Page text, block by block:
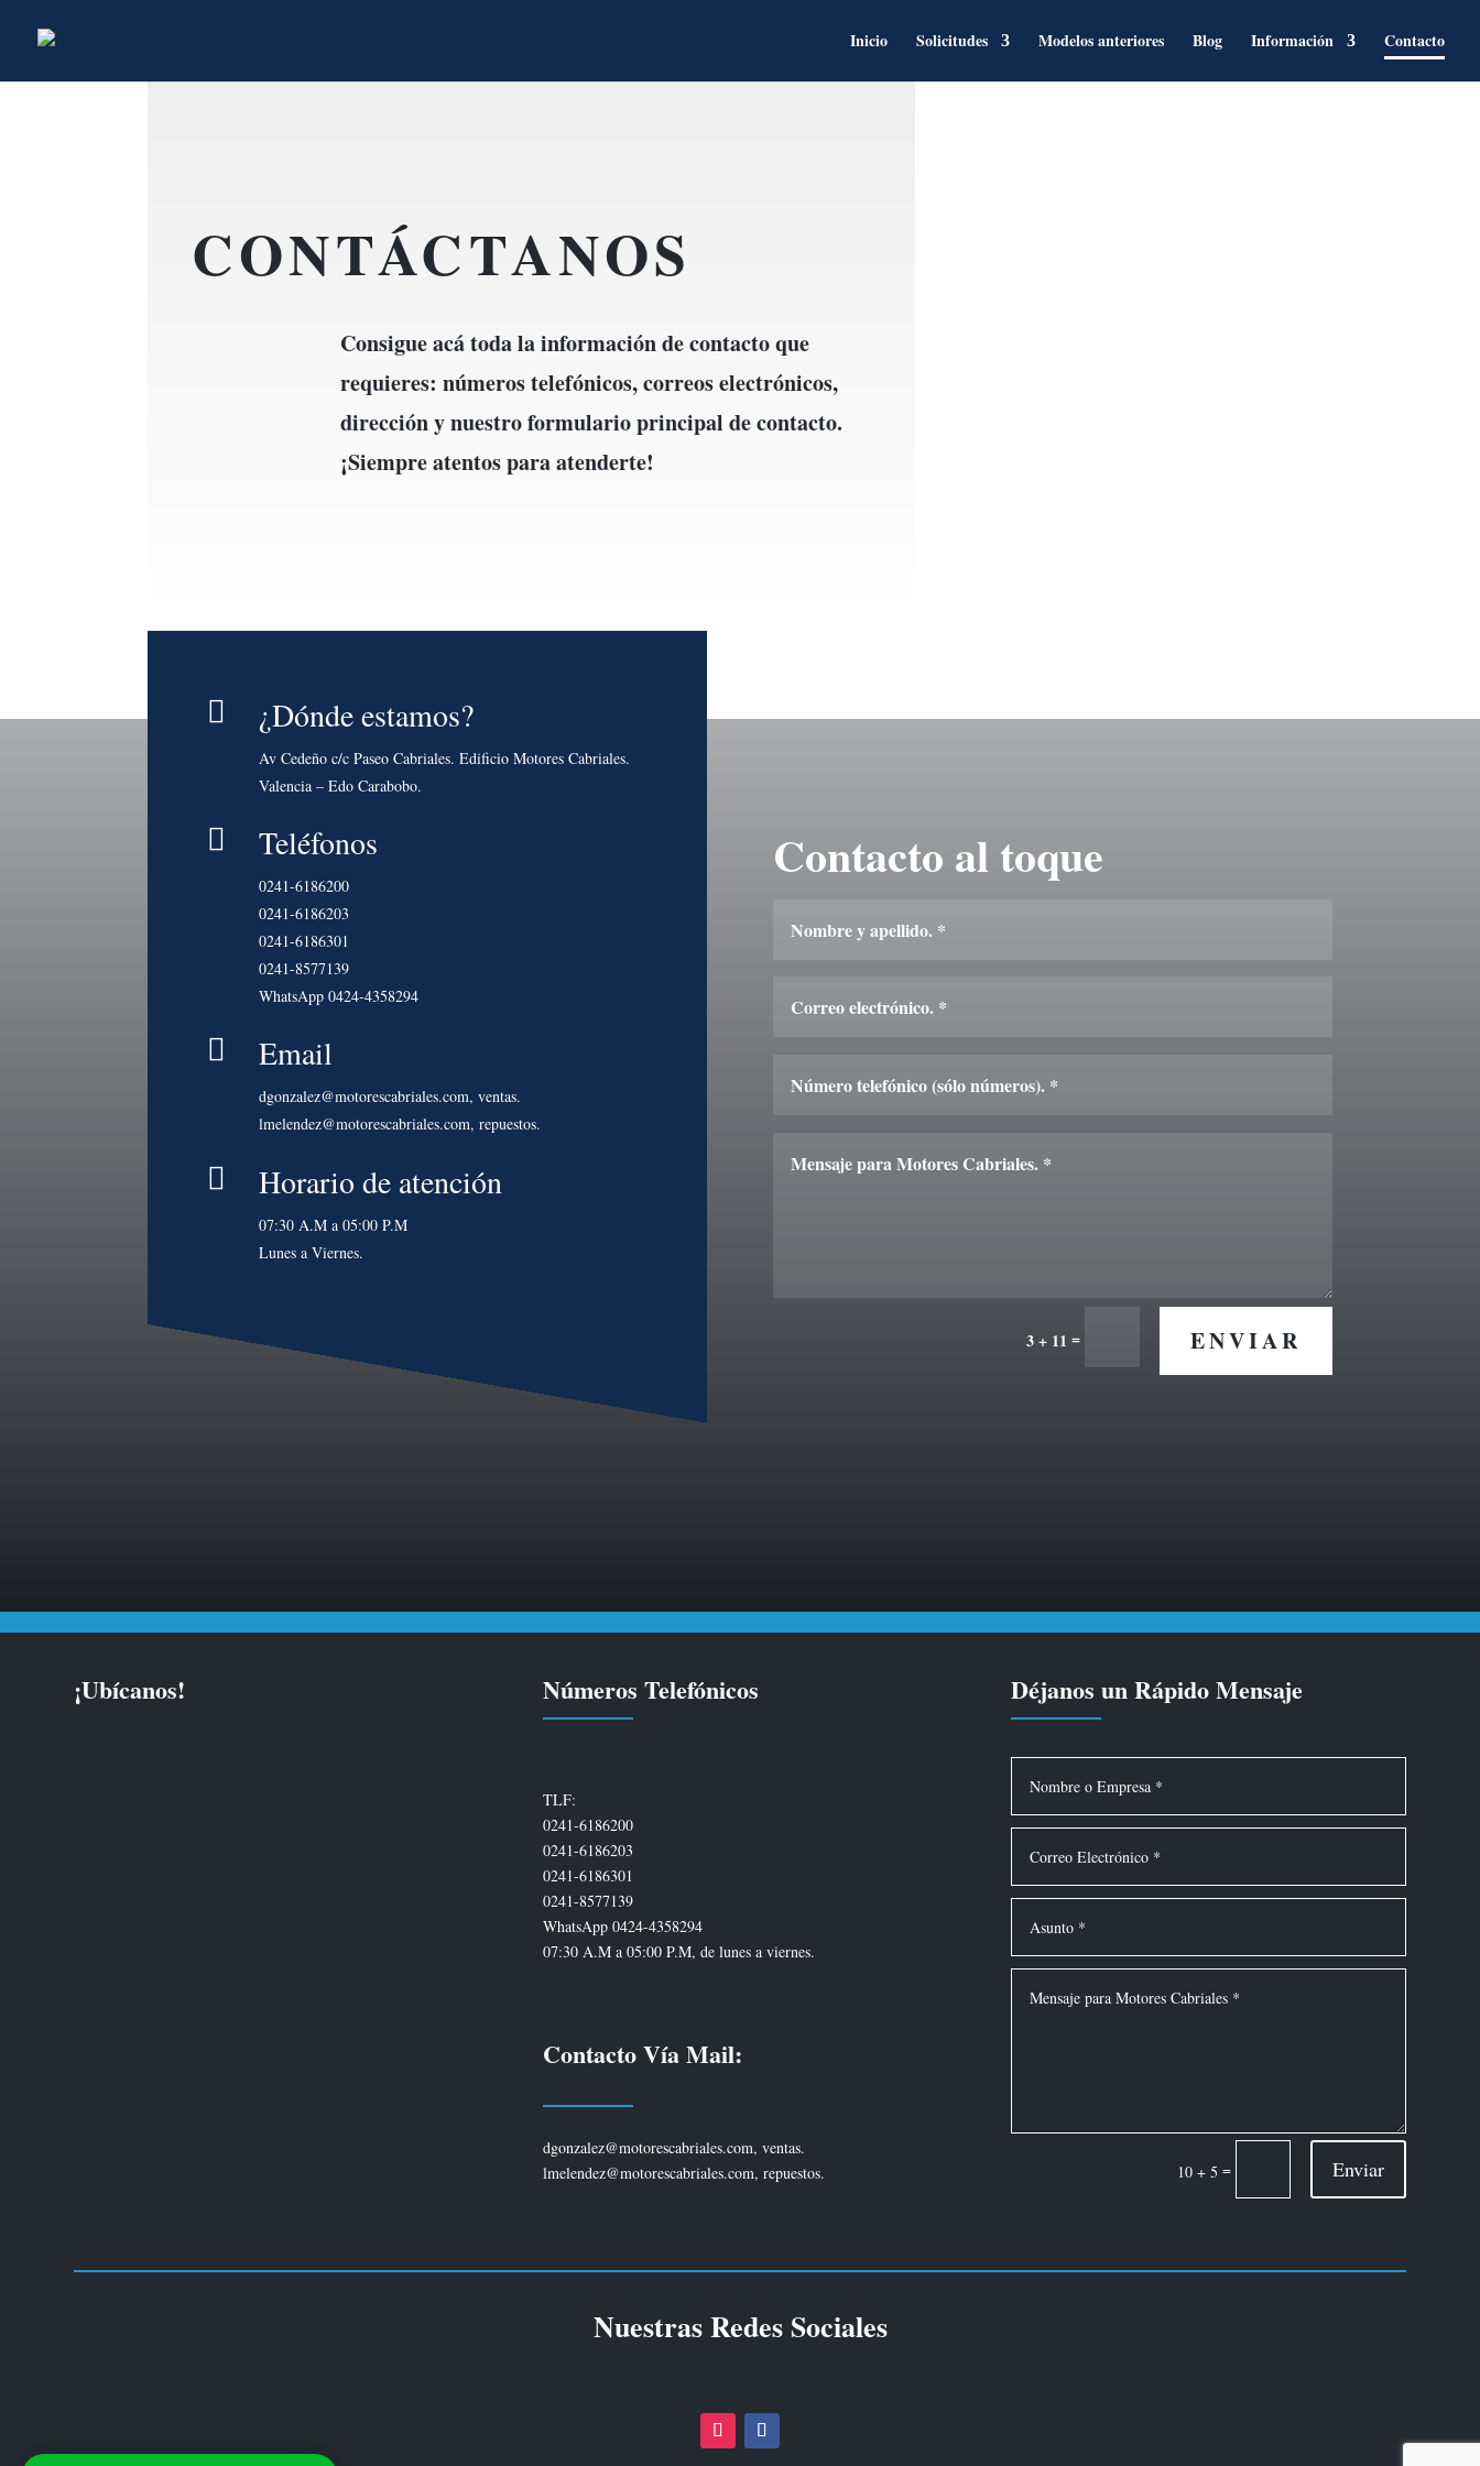
Inicio Solicitudes Modelos anteriores Blog Información Contacto
CONTÁCTANOS
Consigue acá toda la información de contacto que
requieres: números telefónicos, correos electrónicos,
dirección y nuestro formulario principal de contacto.
¡Siempre atentos para atenderte!
 ¿Dónde estamos?
Av Cedeño c/c Paseo Cabriales. Edificio Motores Cabriales.
Valencia – Edo Carabobo.
 Teléfonos
0241-6186200
0241-6186203
0241-6186301
0241-8577139
WhatsApp 0424-4358294
 Email
dgonzalez@motorescabriales.com, ventas.
lmelendez@motorescabriales.com, repuestos.
 Horario de atención
07:30 A.M a 05:00 P.M
Lunes a Viernes.
Contacto al toque
3 + 11 = ENVIAR
¡Ubícanos! Números Telefónicos
TLF:
0241-6186200
0241-6186203
0241-6186301
0241-8577139
WhatsApp 0424-4358294
07:30 A.M a 05:00 P.M, de lunes a viernes.
Contacto Vía Mail:
dgonzalez@motorescabriales.com, ventas.
lmelendez@motorescabriales.com, repuestos.
Déjanos un Rápido Mensaje
10 + 5 = Enviar
Nuestras Redes Sociales